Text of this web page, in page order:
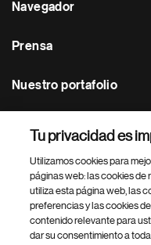
Navegador
Prensa
Nuestro portafolio
Footer Site Search
Tu privacidad es
Utilizamos cookies para
páginas web: las cookies
utiliza esta página web, las
preferencias y las cookies
contenido relevante para
dar su consentimiento a